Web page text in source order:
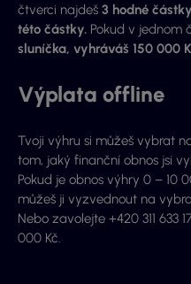
čtverci najdeš 3 hodné
této částky. Pokud v jednom
sluníčka, vyhráváš 150 000
Výplata offline
Tvoji výhru si můžeš vybrat
tom, jaký finanční obnos jsi
Pokud je obnos výhry 0 – 10
můžeš ji vyzvednout na
Nebo zavolejte +420 311 633
000 Kč.